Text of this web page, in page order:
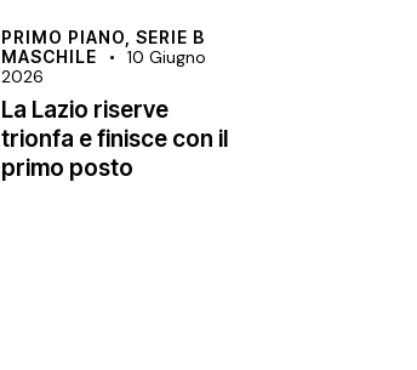
PRIMO PIANO,SERIE B
MASCHILE
10 Giugno
2026
La Lazio riserve
trionfa e finisce con il
primo posto